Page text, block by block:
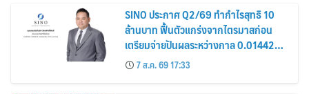
SINO ประกาศ Q2/69 ทำกำไรสุทธิ 10
ล้านบาท ฟื้นตัวแกร่งจากไตรมาสก่อน
เตรียมจ่ายปันผลระหว่างกาล 0.014423
บาทต่อหุ้น ครึ่งปีหลังมุ่งเติบโตต่อเนื่อง
7 ส.ค. 69 17:33